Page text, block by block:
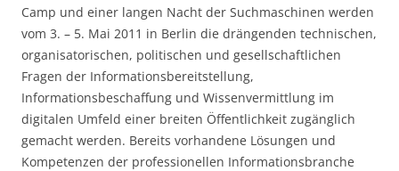
Camp und einer langen Nacht der Suchmaschinen werden
vom 3. – 5. Mai 2011 in Berlin die drängenden technischen,
organisatorischen, politischen und gesellschaftlichen
Fragen der Informationsbereitstellung,
Informationsbeschaffung und Wissenvermittlung im
digitalen Umfeld einer breiten Öffentlichkeit zugänglich
gemacht werden. Bereits vorhandene Lösungen und
Kompetenzen der professionellen Informationsbranche